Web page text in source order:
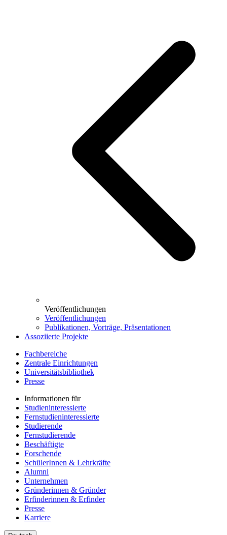
Veröffentlichungen
Veröffentlichungen
Publikationen, Vorträge, Präsentationen
Assoziierte Projekte
Fachbereiche
Zentrale Einrichtungen
Universitätsbibliothek
Presse
Informationen für
Studieninteressierte
Fernstudieninteressierte
Studierende
Fernstudierende
Beschäftigte
Forschende
SchülerInnen & Lehrkräfte
Alumni
Unternehmen
Gründerinnen & Gründer
Erfinderinnen & Erfinder
Presse
Karriere